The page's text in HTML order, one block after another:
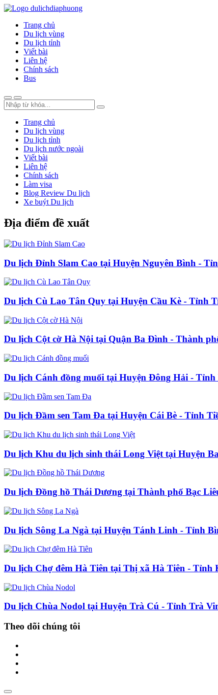
Trang chủ
Du lịch vùng
Du lịch tỉnh
Viết bài
Liên hệ
Chính sách
Bus
Trang chủ
Du lịch vùng
Du lịch tỉnh
Du lịch nước ngoài
Viết bài
Liên hệ
Chính sách
Làm visa
Blog Review Du lịch
Xe buýt Du lịch
Địa điểm đề xuất
Du lịch Đỉnh Slam Cao tại Huyện Nguyên Bình -
Du lịch Cù Lao Tân Quy tại Huyện Cầu Kè - Tỉnh
Du lịch Cột cờ Hà Nội tại Quận Ba Đình - Thành
Du lịch Cánh đồng muối tại Huyện Đông Hải - Tỉnh
Du lịch Đầm sen Tam Đa tại Huyện Cái Bè - Tỉnh
Du lịch Khu du lịch sinh thái Long Việt tại Huyện
Du lịch Đồng hồ Thái Dương tại Thành phố Bạc
Du lịch Sông La Ngà tại Huyện Tánh Linh - Tỉnh
Du lịch Chợ đêm Hà Tiên tại Thị xã Hà Tiên - Tỉnh
Du lịch Chùa Nodol tại Huyện Trà Cú - Tỉnh Trà
Theo dõi chúng tôi